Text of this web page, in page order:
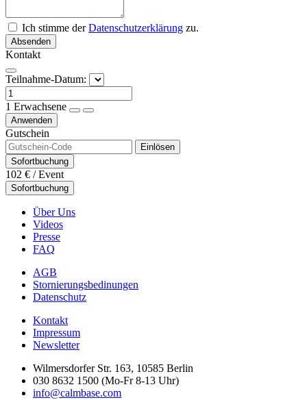
Ich stimme derDatenschutzerklärung zu.
Absenden
Kontakt
Teilnahme-Datum:
1 Erwachsene
Anwenden
Gutschein
Einlösen
Sofortbuchung
102 € / Event
Sofortbuchung
Über Uns
Videos
Presse
FAQ
AGB
Stornierungsbedinungen
Datenschutz
Kontakt
Impressum
Newsletter
Wilmersdorfer Str. 163, 10585 Berlin
030 8632 1500 (Mo-Fr 8-13 Uhr)
info@calmbase.com